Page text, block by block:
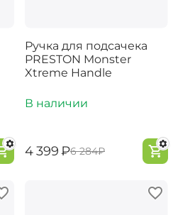
Ручка для подсачека
PRESTON Monster
Xtreme Handle
В наличии
‍4 399‍₽‍6 284‍₽